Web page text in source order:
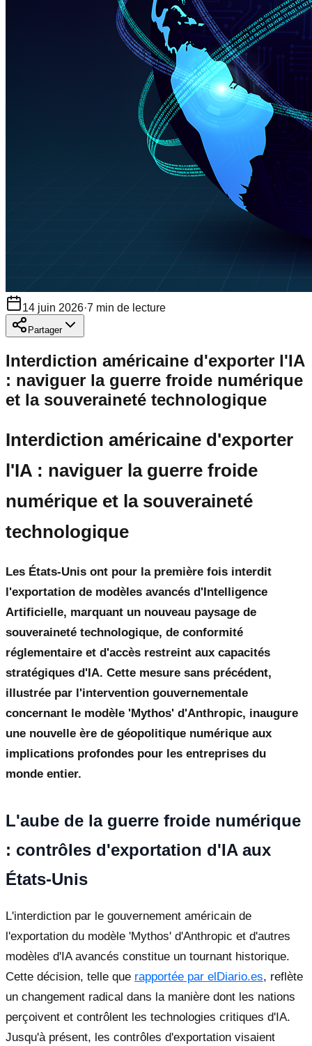
14 juin 2026·7 min de lecture
Partager
Interdiction américaine d'exporter l'IA
: naviguer la guerre froide numérique
et la souveraineté technologique
Interdiction américaine d'exporter
l'IA : naviguer la guerre froide
numérique et la souveraineté
technologique
Les États-Unis ont pour la première fois interdit
l'exportation de modèles avancés d'Intelligence
Artificielle, marquant un nouveau paysage de
souveraineté technologique, de conformité
réglementaire et d'accès restreint aux capacités
stratégiques d'IA. Cette mesure sans précédent,
illustrée par l'intervention gouvernementale
concernant le modèle 'Mythos' d'Anthropic, inaugure
une nouvelle ère de géopolitique numérique aux
implications profondes pour les entreprises du
monde entier.
L'aube de la guerre froide numérique
: contrôles d'exportation d'IA aux
États-Unis
L'interdiction par le gouvernement américain de
l'exportation du modèle 'Mythos' d'Anthropic et d'autres
modèles d'IA avancés constitue un tournant historique.
Cette décision, telle que rapportée par elDiario.es, reflète
un changement radical dans la manière dont les nations
perçoivent et contrôlent les technologies critiques d'IA.
Jusqu'à présent, les contrôles d'exportation visaient